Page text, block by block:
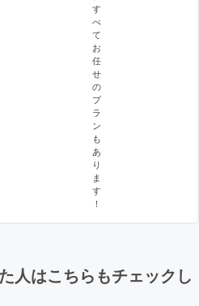
す
べ
て
お
任
せ
の
プ
ラ
ン
も
あ
り
ま
す
！
人はこちらもチェックし